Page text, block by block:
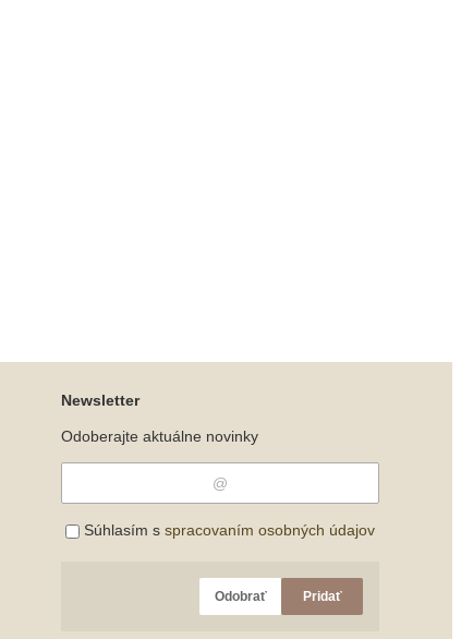
Newsletter
Odoberajte aktuálne novinky
Súhlasím s spracovaním osobných údajov
Odobrať Pridať